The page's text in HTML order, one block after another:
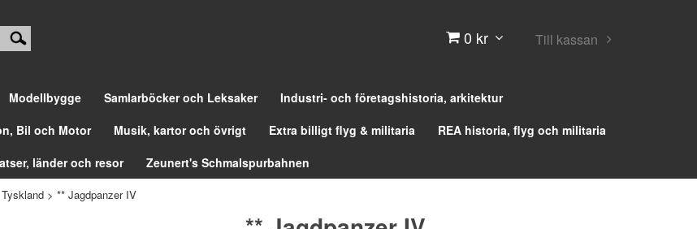
0 kr Till kassan
Modellbygge Samlarböcker och Leksaker
Industri- och företagshistoria, arkitektur
Bil och Motor Musik, kartor och övrigt Extra billigt flyg & militaria
REA historia, flyg och militaria
länder och resor Zeunert's Schmalspurbahnen
Tyskland > ** Jagdpanzer IV